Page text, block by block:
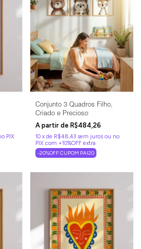
Conjunto 3 Quadros Filho,
Criado e Precioso
R$484,26
10 x de R$48,43 sem juros
-20%OFF CUPOM PAI20